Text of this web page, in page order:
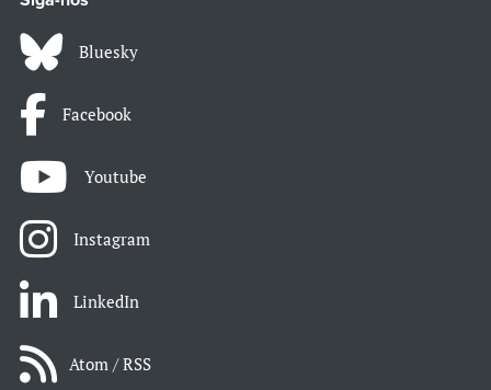
Bluesky
Facebook
Youtube
Instagram
LinkedIn
Atom / RSS